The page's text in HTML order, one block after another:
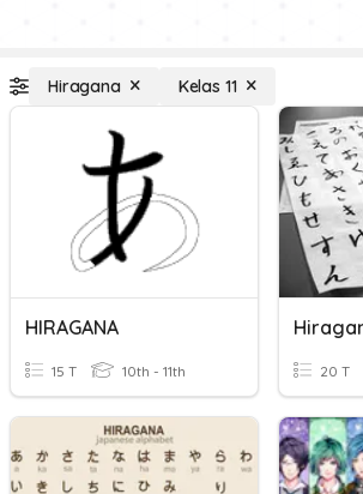
Hiragana Kelas 11
HIRAGANA
15 T 10th - 11th 20 T